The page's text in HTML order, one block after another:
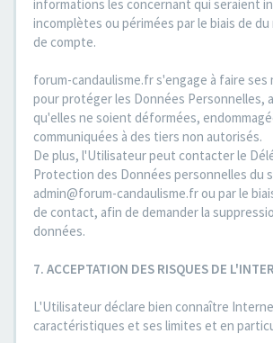
informations les concernant qui seraient
incomplètes ou périmées par le biais de
de compte.
forum-candaulisme.fr s'engage à faire
pour protéger les Données Personnelles,
qu'elles ne soient déformées,
communiquées à des tiers non autorisés.
De plus, l'Utilisateur peut contacter le
Protection des Données personnelles du
admin@forum-candaulisme.fr ou par le
de contact, afin de demander la
données.
7. ACCEPTATION DES RISQUES DE
L'Utilisateur déclare bien connaître
caractéristiques et ses limites et en